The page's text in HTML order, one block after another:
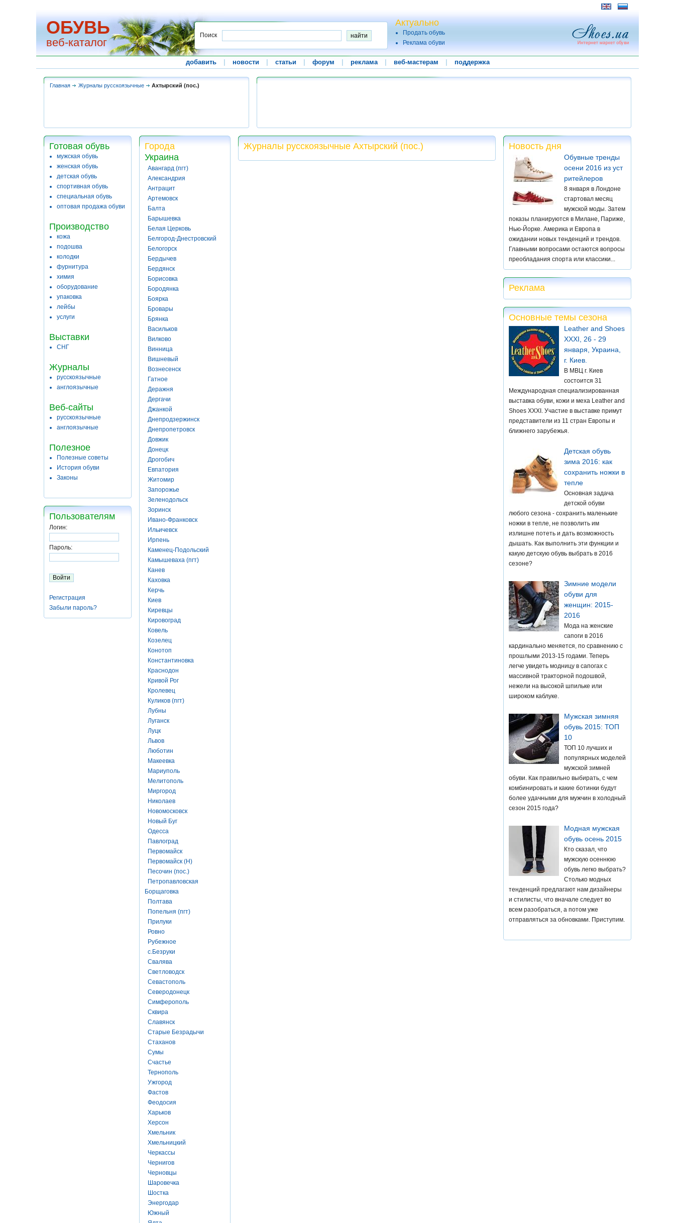
ОБУВЬ
веб-каталог
Поиск
Актуально
Продать обувь
Реклама обуви
добавить новости статьи форум реклама веб-мастерам поддержка
Главная Журналы русскоязычные Ахтырский (пос.)
Готовая обувь
мужская обувь
женская обувь
детская обувь
спортивная обувь
специальная обувь
оптовая продажа обуви
Производство
кожа
подошва
колодки
фурнитура
химия
оборудование
упаковка
лейбы
услуги
Выставки
СНГ
Журналы
русскоязычные
англоязычные
Веб-сайты
русскоязычные
англоязычные
Полезное
Полезные советы
История обуви
Законы
Пользователям
Логин:
Пароль:
Регистрация
Забыли пароль?
Города
Украина
Авангард (пгт)
Александрия
Антрацит
Артемовск
Балта
Барышевка
Белая Церковь
Белгород-Днестровский
Белогорск
Бердычев
Бердянск
Борисовка
Бородянка
Боярка
Бровары
Брянка
Васильков
Вилково
Винница
Вишневый
Вознесенск
Гатное
Деражня
Дергачи
Джанкой
Днепродзержинск
Днепропетровск
Довжик
Донецк
Дрогобич
Евпатория
Житомир
Запорожье
Зеленодольск
Зоринск
Ивано-Франковск
Ильичевск
Ирпень
Каменец-Подольский
Камышеваха (пгт)
Канев
Каховка
Керчь
Киев
Киревцы
Кировоград
Ковель
Козелец
Конотоп
Константиновка
Краснодон
Кривой Рог
Кролевец
Куликов (пгт)
Лубны
Луганск
Луцк
Львов
Люботин
Макеевка
Мариуполь
Мелитополь
Миргород
Николаев
Новомосковск
Новый Буг
Одесса
Павлоград
Первомайск
Первомайск (Н)
Песочин (пос.)
Петропавловская
Борщаговка
Полтава
Попельня (пгт)
Прилуки
Ровно
Рубежное
с.Безруки
Свалява
Светловодск
Севастополь
Северодонецк
Симферополь
Сквира
Славянск
Старые Безрадычи
Стаханов
Сумы
Счастье
Тернополь
Ужгород
Фастов
Феодосия
Харьков
Херсон
Хмельник
Хмельницкий
Черкассы
Чернигов
Черновцы
Шаровечка
Шостка
Энергодар
Южный
Журналы русскоязычные Ахтырский (пос.) Новость дня
Обувные тренды
осени 2016 из уст
ритейлеров
8 января в Лондоне
стартовал месяц
мужской моды. Затем
показы планируются в Милане, Париже,
Нью-Йорке. Америка и Европа в
ожидании новых тенденций и трендов.
Главными вопросами остаются вопросы
преобладания спорта или классики...
Реклама
Основные темы сезона
Leather and Shoes
XXXI, 26 - 29
января, Украина,
г. Киев.
В МВЦ г. Киев
состоится 31
Международная специализированная
выставка обуви, кожи и меха Leather and
Shoes XXXI. Участие в выставке примут
представители из 11 стран Европы и
ближнего зарубежья.
Детская обувь
зима 2016: как
сохранить ножки в
тепле
Основная задача
детской обуви
любого сезона - сохранить маленькие
ножки в тепле, не позволить им
излишне потеть и дать возможность
дышать. Как выполнить эти функции и
какую детскую обувь выбрать в 2016
сезоне?
Зимние модели
обуви для
женщин: 2015-
2016
Мода на женские
сапоги в 2016
кардинально меняется, по сравнению с
прошлыми 2013-15 годами. Теперь
легче увидеть модницу в сапогах с
массивной тракторной подошвой,
нежели на высокой шпильке или
широком каблуке.
Мужская зимняя
обувь 2015: ТОП
10
ТОП 10 лучших и
популярных моделей
мужской зимней
обуви. Как правильно выбирать, с чем
комбинировать и какие ботинки будут
более удачными для мужчин в холодный
сезон 2015 года?
Модная мужская
обувь осень 2015
Кто сказал, что
мужскую осеннюю
обувь легко выбрать?
Столько модных
тенденций предлагают нам дизайнеры
и стилисты, что вначале следует во
всем разобраться, а потом уже
отправляться за обновками. Приступим.